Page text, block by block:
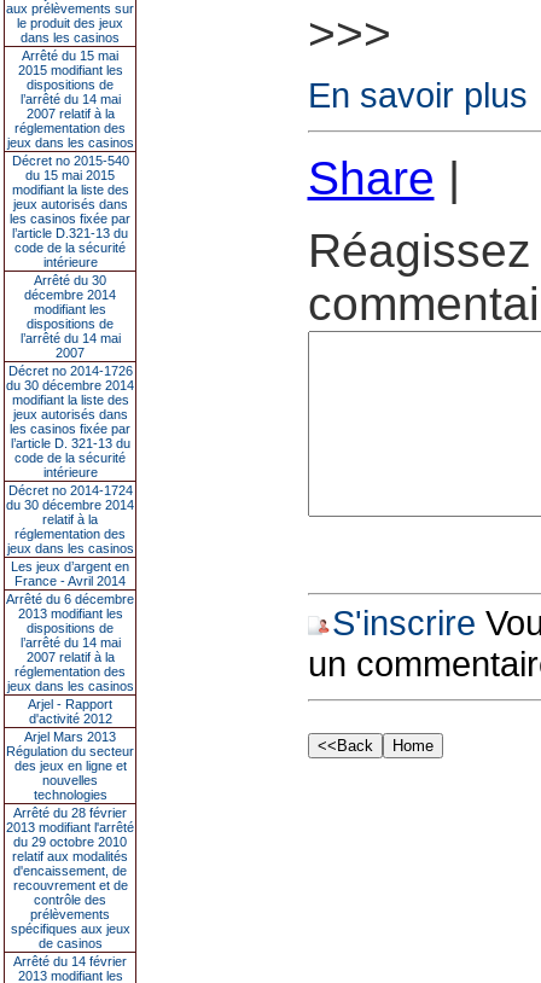
aux prélèvements sur
le produit des jeux
dans les casinos
Arrêté du 15 mai
2015 modifiant les
dispositions de
l’arrêté du 14 mai
2007 relatif à la
réglementation des
jeux dans les casinos
Décret no 2015-540
du 15 mai 2015
modifiant la liste des
jeux autorisés dans
les casinos fixée par
l’article D.321-13 du
code de la sécurité
intérieure
Arrêté du 30
décembre 2014
modifiant les
dispositions de
l’arrêté du 14 mai
2007
Décret no 2014-1726
du 30 décembre 2014
modifiant la liste des
jeux autorisés dans
les casinos fixée par
l’article D. 321-13 du
code de la sécurité
intérieure
Décret no 2014-1724
du 30 décembre 2014
relatif à la
réglementation des
jeux dans les casinos
Les jeux d’argent en
France - Avril 2014
Arrêté du 6 décembre
2013 modifiant les
dispositions de
l’arrêté du 14 mai
2007 relatif à la
réglementation des
jeux dans les casinos
Arjel - Rapport
d'activité 2012
Arjel Mars 2013
Régulation du secteur
des jeux en ligne et
nouvelles
technologies
Arrêté du 28 février
2013 modifiant l'arrêté
du 29 octobre 2010
relatif aux modalités
d'encaissement, de
recouvrement et de
contrôle des
prélèvements
spécifiques aux jeux
de casinos
Arrêté du 14 février
2013 modifiant les
>>>
En savoir plus
Share |
S'inscrire
un